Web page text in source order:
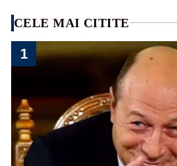
CELE MAI CITITE
1